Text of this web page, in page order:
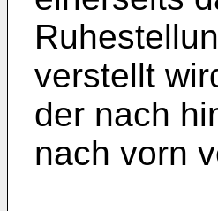
verstellt
der nach
nach vorn